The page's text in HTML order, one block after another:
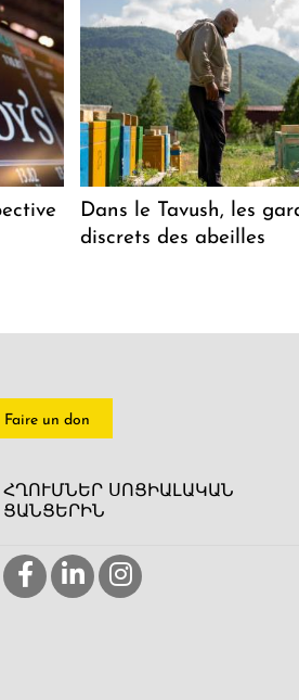
Dans le Tavush, les
discrets des abeilles
Faire un don
ՀՂՈՒՄՆԵՐ ՍՈՑԻԱԼԱԿԱՆ
ՑԱՆՑԵՐԻՆ